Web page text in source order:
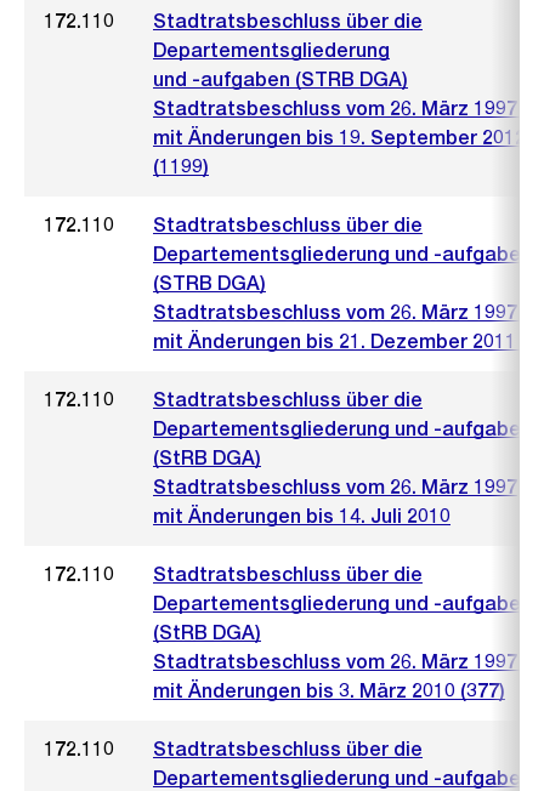
172.110
Stadtratsbeschluss über die
Departementsgliederung
und -aufgaben (STRB DGA)
Stadtratsbeschluss vom 26. März 1997
mit Änderungen bis 19. September 2012
(1199)
172.110
Stadtratsbeschluss über die
Departementsgliederung und -aufgaben
(STRB DGA)
Stadtratsbeschluss vom 26. März 1997
mit Änderungen bis 21. Dezember 2011
172.110
Stadtratsbeschluss über die
Departementsgliederung und -aufgaben
(StRB DGA)
Stadtratsbeschluss vom 26. März 1997
mit Änderungen bis 14. Juli 2010
172.110
Stadtratsbeschluss über die
Departementsgliederung und -aufgaben
(StRB DGA)
Stadtratsbeschluss vom 26. März 1997
mit Änderungen bis 3. März 2010 (377)
172.110
Stadtratsbeschluss über die
Departementsgliederung und -aufgaben